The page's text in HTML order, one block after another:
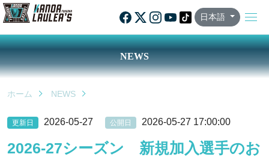
日本語
NEWS
ホーム NEWS
更新日 2026-05-27 公開日 2026-05-27 17:00:00
2026-27シーズン 新規加入選手のお